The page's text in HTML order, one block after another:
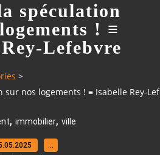
spéculation
! ≡
Lefebvre
>
sur nos logements ! ≡ Isabelle Rey-
, immobilier, ville
…